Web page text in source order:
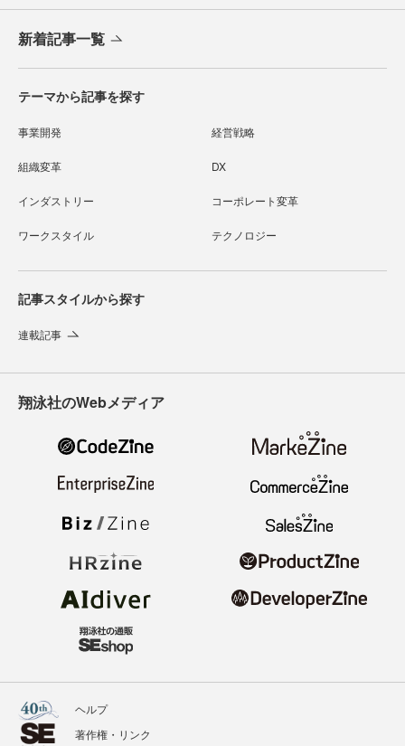
新着記事一覧
テーマから記事を探す
事業開発 経営戦略
組織変革 DX
インダストリー コーポレート変革
ワークスタイル テクノロジー
記事スタイルから探す
連載記事
翔泳社のWebメディア
ヘルプ
著作権・リンク